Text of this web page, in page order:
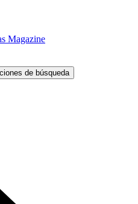
Magazine
de búsqueda